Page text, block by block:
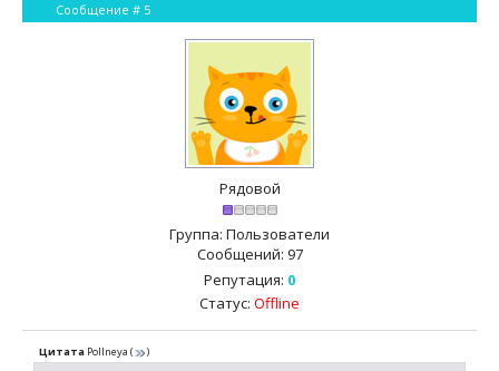
Сообщение # 5
Рядовой
Группа: Пользователи
Сообщений: 97
Репутация: 0
Статус: Offline
Цитата PolIneya ( )